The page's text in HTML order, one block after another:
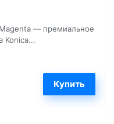
— премиальное
Konica...